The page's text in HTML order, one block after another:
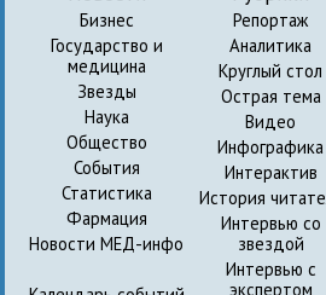
Бизнес
Государство и
медицина
Звезды
Наука
Общество
События
Статистика
Фармация
Новости МЕД-инфо
Репортаж
Аналитика
Круглый стол
Острая тема
Видео
Инфографика
Интерактив
История
Интервью со
звездой
Интервью с
экспертом